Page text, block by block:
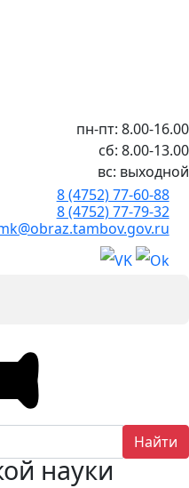
пн-пт: 8.00-16.00
сб: 8.00-13.00
вс: выходной
8 (4752) 77-60-88
8 (4752) 77-79-32
Найти
науки